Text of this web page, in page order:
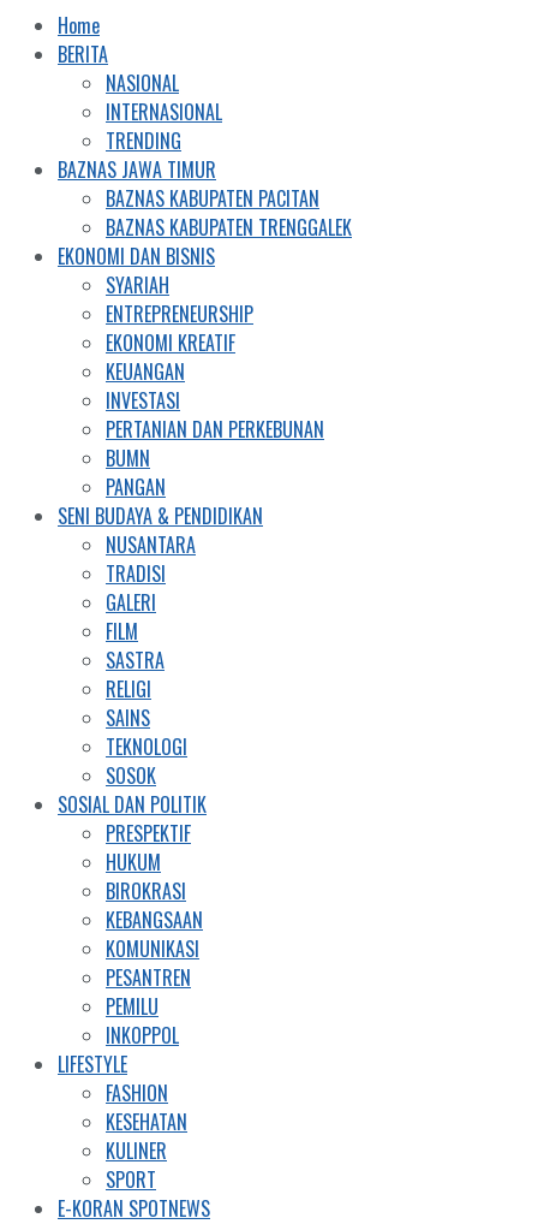
Home
BERITA
NASIONAL
INTERNASIONAL
TRENDING
BAZNAS JAWA TIMUR
BAZNAS KABUPATEN PACITAN
BAZNAS KABUPATEN TRENGGALEK
EKONOMI DAN BISNIS
SYARIAH
ENTREPRENEURSHIP
EKONOMI KREATIF
KEUANGAN
INVESTASI
PERTANIAN DAN PERKEBUNAN
BUMN
PANGAN
SENI BUDAYA & PENDIDIKAN
NUSANTARA
TRADISI
GALERI
FILM
SASTRA
RELIGI
SAINS
TEKNOLOGI
SOSOK
SOSIAL DAN POLITIK
PRESPEKTIF
HUKUM
BIROKRASI
KEBANGSAAN
KOMUNIKASI
PESANTREN
PEMILU
INKOPPOL
LIFESTYLE
FASHION
KESEHATAN
KULINER
SPORT
E-KORAN SPOTNEWS